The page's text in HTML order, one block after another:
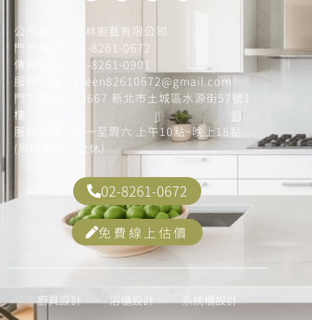
公司名稱：綠林廚藝有限公司
門市電話：
02-8261-0672
傳真服務：
02-8261-0901
服務信箱：
green82610672@gmail.com
門市地址：
23667 新北市土城區水源街57號1
樓
服務時間：周一至周六 上午10點~晚上18點
(周四與周日公休)
02-8261-0672
免費線上估價
廚具設計 浴櫃設計 系統櫃設計